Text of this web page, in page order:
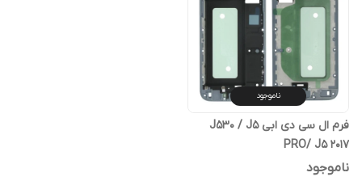
ناموجود
فرم ال سی دی ابی J530 / J5
PRO/ J5 2017
ناموجود